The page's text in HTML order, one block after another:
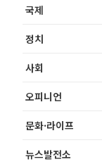
국제
정치
사회
오피니언
문화·라이프
뉴스발전소